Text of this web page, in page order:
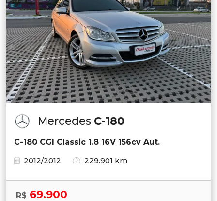
Mercedes C-180
C-180 CGI Classic 1.8 16V 156cv Aut.
2012/2012
229.901 km
R$ 69.900